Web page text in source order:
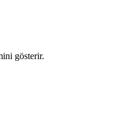
gösterir.